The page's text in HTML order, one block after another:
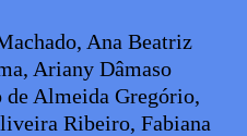
Ana Beatriz
Ariany Dâmaso
Almeida Gregório,
Ribeiro, Fabiana